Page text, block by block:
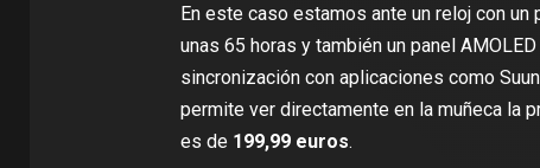
En este caso estamos ante un reloj con un
unas 65 horas y también un panel
sincronización con aplicaciones como
permite ver directamente en la muñeca la
es de 199,99 euros.